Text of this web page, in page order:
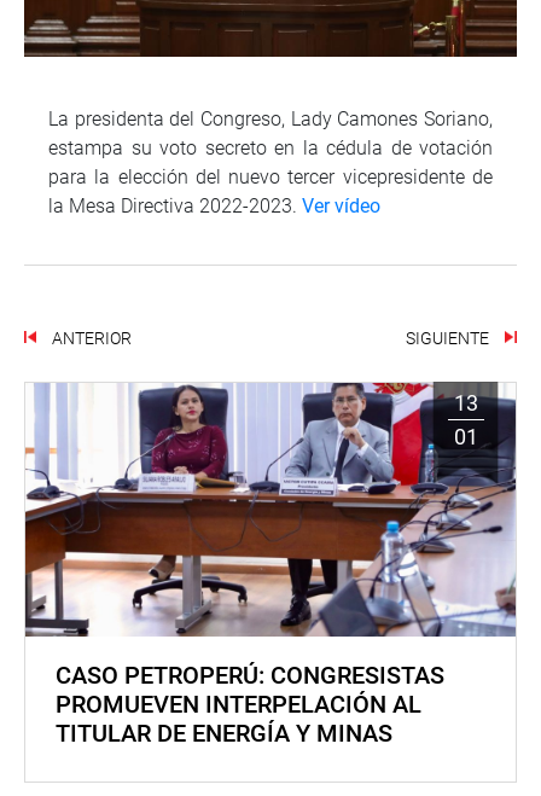
La presidenta del Congreso, Lady Camones Soriano,
estampa su voto secreto en la cédula de votación
para la elección del nuevo tercer vicepresidente de
la Mesa Directiva 2022-2023. Ver vídeo
ANTERIOR SIGUIENTE
13
01
CASO PETROPERÚ: CONGRESISTAS
PROMUEVEN INTERPELACIÓN AL
TITULAR DE ENERGÍA Y MINAS